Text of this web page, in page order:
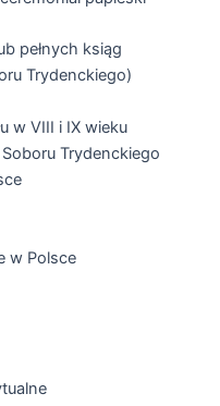
pełnych ksiąg
Trydenckiego)
w VIII i IX wieku
Trydenckiego
w Polsce